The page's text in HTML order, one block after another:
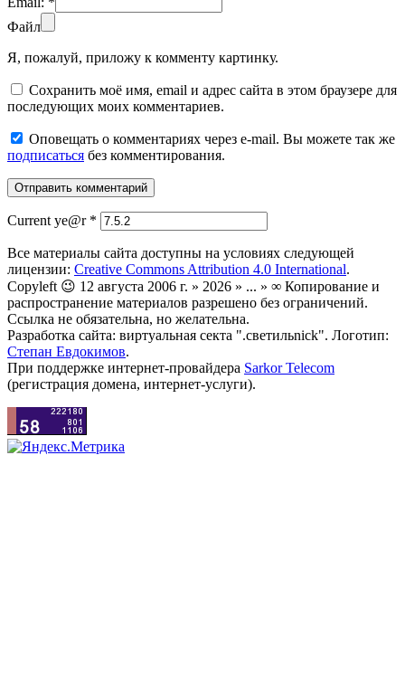
Файл
Я, пожалуй, приложу к комменту картинку.
Сохранить моё имя, email и адрес сайта в этом браузере для
последующих моих комментариев.
Оповещать о комментариях через e-mail. Вы можете так же
подписаться без комментирования.
Current ye@r *
Все материалы сайта доступны на условиях следующей
лицензии: Creative Commons Attribution 4.0 International.
Copyleft 😉 12 августа 2006 г. » 2026 » ... » ∞ Копирование и
распространение материалов разрешено без ограничений.
Ссылка не обязательна, но желательна.
Разработка сайта: виртуальная секта ".светильnick". Логотип:
Степан Евдокимов.
При поддержке интернет-провайдера Sarkor Telecom
(регистрация домена, интернет-услуги).